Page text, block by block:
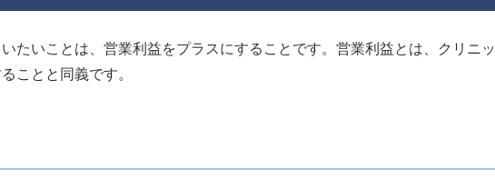
たいことは、営業利益をプラスにすることです。営業利益とは、クリニッ
ことと同義です。